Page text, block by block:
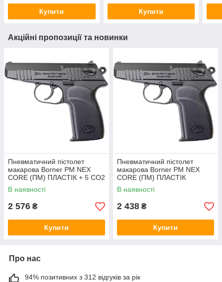
Купити Купити
Акційні пропозиції та новинки
Пневматичний пістолет
макарова Borner PM NEX
CORE (ПМ) ПЛАСТІК + 5 CO2
i 400 кульок ВВ
В наявності
2 576 ₴
Купити
Пневматичний пістолет
макарова Borner PM NEX
CORE (ПМ) ПЛАСТІК
В наявності
2 438 ₴
Купити
Про нас
94% позитивних з 312 відгуків за рік